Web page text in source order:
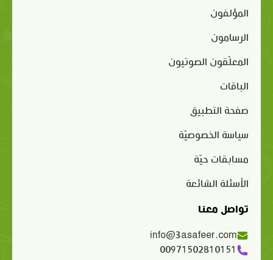
المؤلفون
الرسامون
المعلّقون الصوتيون
الباقات
صفحة التطبيق
سياسة الخصوصيّة
مسابقات حيّة
الأسئلة الشائعة
تواصل معنا
info@3asafeer.com
00971502810151